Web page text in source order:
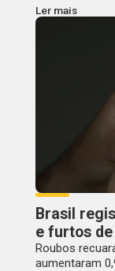
Ler mais
Brasil
e furtos
Roubos
aumentaram